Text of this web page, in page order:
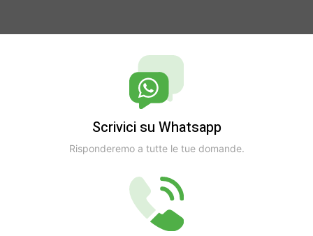
Scrivici su Whatsapp
Risponderemo a tutte le tue domande.